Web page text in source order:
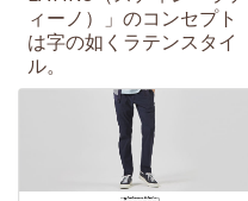
ィーノ）」のコンセプト
は字の如くラテンスタイ
ル。